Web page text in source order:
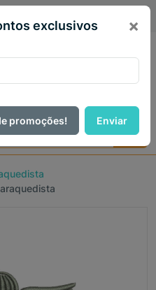
exclusivos ×
promoções! Enviar